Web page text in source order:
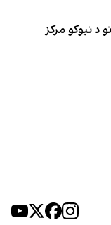
د نیوکو مرکز